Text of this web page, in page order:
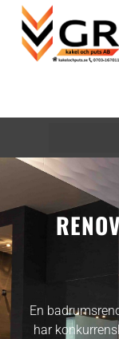
En
har